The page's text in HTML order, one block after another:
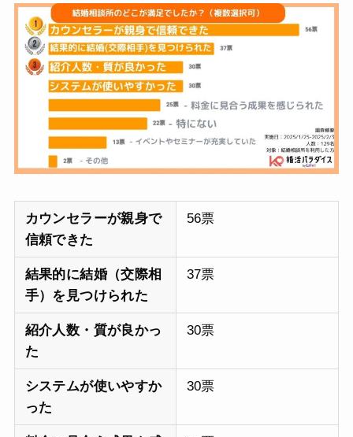
カウンセラーが親身で
信頼できた
56票
結果的に結婚（交際相
手）を見つけられた
37票
紹介人数・質が良かっ
た
30票
システムが使いやすか
った
30票